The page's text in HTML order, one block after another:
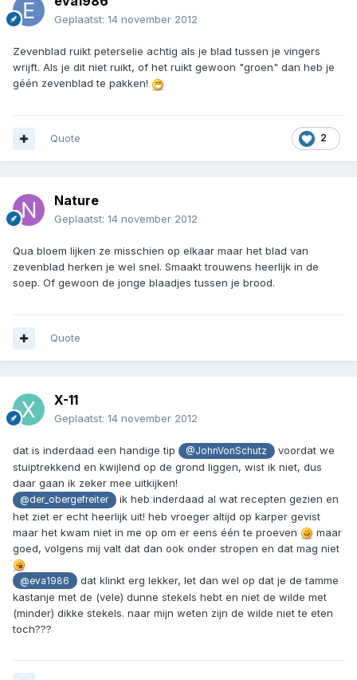
Geplaatst: 14 november 2012
Zevenblad ruikt peterselie achtig als je blad tussen je vingers
wrijft. Als je dit niet ruikt, of het ruikt gewoon "groen" dan heb je
géén zevenblad te pakken!
2
Quote
Nature
Geplaatst: 14 november 2012
Qua bloem lijken ze misschien op elkaar maar het blad van
zevenblad herken je wel snel. Smaakt trouwens heerlijk in de
soep. Of gewoon de jonge blaadjes tussen je brood.
Quote
X-11
Geplaatst: 14 november 2012
dat is inderdaad een handige tip @JohnVonSchutz
voordat we
stuiptrekkend en kwijlend op de grond liggen, wist ik niet, dus
daar gaan ik zeker mee uitkijken!
@der_obergefreiter
ik heb inderdaad al wat recepten gezien en
het ziet er echt heerlijk uit! heb vroeger altijd op karper gevist
maar het kwam niet in me op om er eens één te proeven
maar
goed, volgens mij valt dat dan ook onder stropen en dat mag niet
@eva1986
dat klinkt erg lekker, let dan wel op dat je de tamme
kastanje met de (vele) dunne stekels hebt en niet de wilde met
(minder) dikke stekels. naar mijn weten zijn de wilde niet te eten
toch???